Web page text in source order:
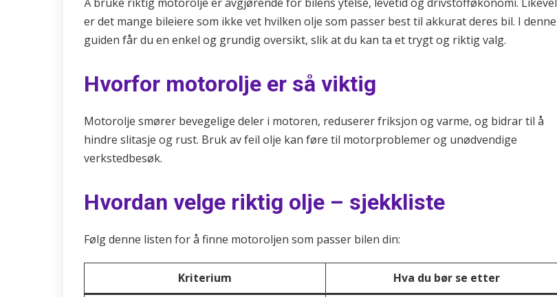
er det mange bileiere som ikke vet hvilken olje som passer best til akkurat deres bil. I denne
guiden får du en enkel og grundig oversikt, slik at du kan ta et trygt og riktig valg.
Hvorfor motorolje er så viktig
Motorolje smører bevegelige deler i motoren, reduserer friksjon og varme, og bidrar til å
hindre slitasje og rust. Bruk av feil olje kan føre til motorproblemer og unødvendige
verkstedbesøk.
Hvordan velge riktig olje – sjekkliste
Følg denne listen for å finne motoroljen som passer bilen din:
Kriterium Hva du bør se etter